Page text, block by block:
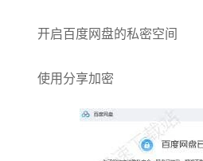
开启百度网盘的私密空间
使用分享加密